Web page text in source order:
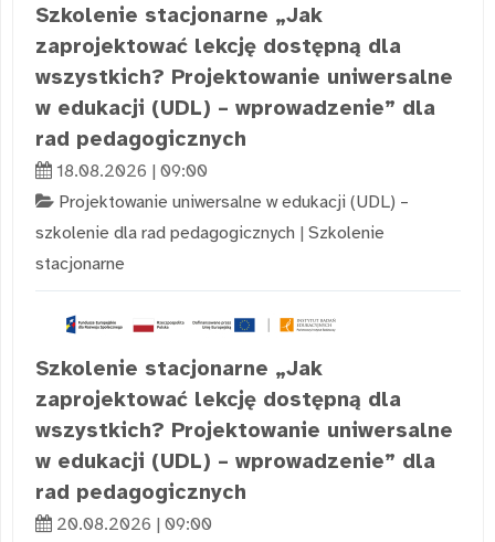
Szkolenie stacjonarne „Jak
zaprojektować lekcję dostępną dla
wszystkich? Projektowanie uniwersalne
w edukacji (UDL) – wprowadzenie” dla
rad pedagogicznych
18.08.2026 | 09:00
Projektowanie uniwersalne w edukacji (UDL) –
szkolenie dla rad pedagogicznych | Szkolenie
stacjonarne
Szkolenie stacjonarne „Jak
zaprojektować lekcję dostępną dla
wszystkich? Projektowanie uniwersalne
w edukacji (UDL) – wprowadzenie” dla
rad pedagogicznych
20.08.2026 | 09:00